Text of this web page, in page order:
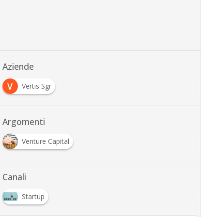
Aziende
V
Vertis Sgr
Argomenti
Venture Capital
Canali
Startup